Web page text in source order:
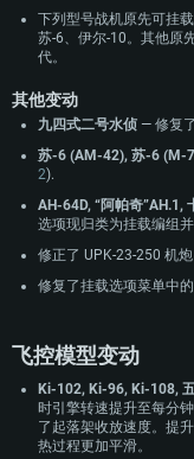
下列型号战机原先可挂
苏-6、伊尔-10。其他原
代。
其他变动
九四式二号水侦 — 修复
苏-6 (AM-42), 苏-6 (M-
2).
AH-64D, “阿帕奇”AH.1,
选项现归类为挂载编组
修正了 UPK-23-250 机炮
修复了挂载选项菜单中的
飞控模型变动
Ki-102, Ki-96, Ki-108,
时引擎转速提升至每分
了起落架收放速度。提
热过程更加平滑。